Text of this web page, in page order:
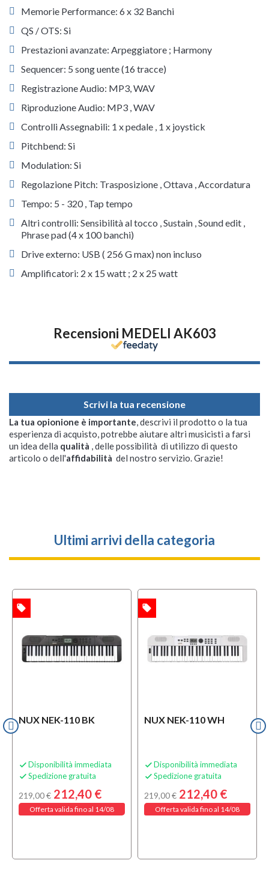
Memorie Performance: 6 x 32 Banchi
QS / OTS: Si
Prestazioni avanzate: Arpeggiatore ; Harmony
Sequencer: 5 song uente (16 tracce)
Registrazione Audio: MP3, WAV
Riproduzione Audio: MP3 , WAV
Controlli Assegnabili: 1 x pedale , 1 x joystick
Pitchbend: Si
Modulation: Si
Regolazione Pitch: Trasposizione , Ottava , Accordatura
Tempo: 5 - 320 , Tap tempo
Altri controlli: Sensibilità al tocco , Sustain , Sound edit ,
Phrase pad (4 x 100 banchi)
Drive externo: USB ( 256 G max) non incluso
Amplificatori: 2 x 15 watt ; 2 x 25 watt
Recensioni MEDELI AK603
Scrivi la tua recensione
La tua opionione è importante, descrivi il prodotto o la tua
esperienza di acquisto, potrebbe aiutare altri musicisti a farsi
un idea della qualità , delle possibilità di utilizzo di questo
articolo o dell'affidabilità del nostro servizio. Grazie!
Ultimi arrivi della categoria
NUX NEK-110 BK
 Disponibilità immediata
 Spedizione gratuita
219,00 € 212,40 €
Offerta valida fino al 14/08
local_offer
NUX NEK-110 WH
 Disponibilità immediata
 Spedizione gratuita
219,00 € 212,40 €
Offerta valida fino al 14/08
local_offer